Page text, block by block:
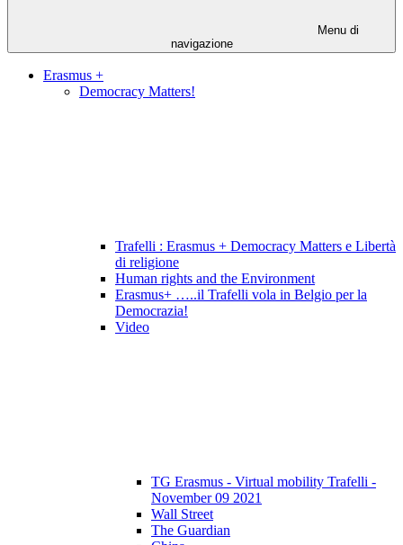
Menu di
navigazione
Erasmus +
Democracy Matters!
Trafelli : Erasmus + Democracy Matters e Libertà
di religione
Human rights and the Environment
Erasmus+ …..il Trafelli vola in Belgio per la
Democrazia!
Video
TG Erasmus - Virtual mobility Trafelli -
November 09 2021
Wall Street
The Guardian